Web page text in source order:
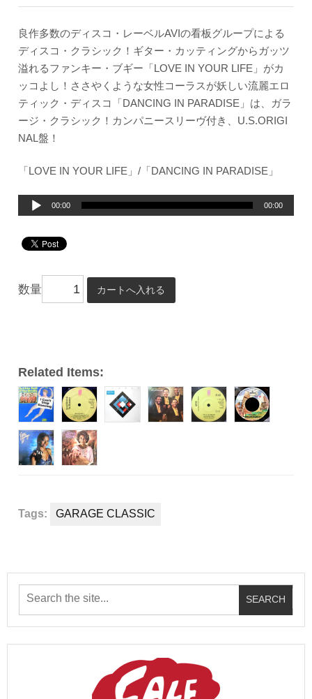
良作多数のディスコ・レーベルAVIの看板グループによる
ディスコ・クラシック！ギター・カッティングからガッツ
溢れるファンキー・ブギー「LOVE IN YOUR LIFE」がカ
ッコよし！ささやくような女性コーラスが妖しい流麗エロ
ティック・ディスコ「DANCING IN PARADISE」は、ガラ
ージ・クラシック！カンパニースリーヴ付き、U.S.ORIGI
NAL盤！
「LOVE IN YOUR LIFE」/「DANCING IN PARADISE」
プ
ヤ
00:00 00:00
数量
Related Items:
Tags: GARAGE CLASSIC